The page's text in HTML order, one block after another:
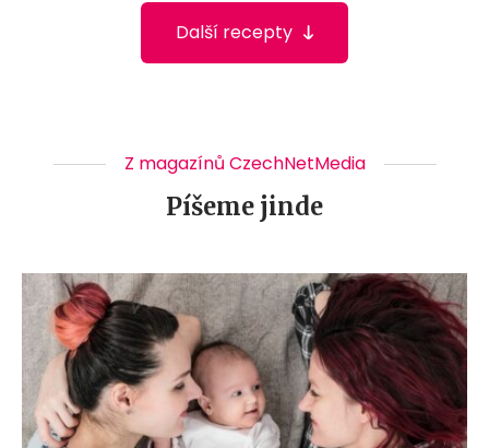
Další recepty
Z magazínů CzechNetMedia
Píšeme jinde